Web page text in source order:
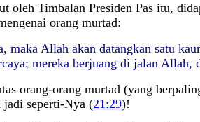
oleh Timbalan Presiden Pas itu,
orang murtad:
maka Allah akan datangkan satu
mereka berjuang di jalan Allah,
orang-orang murtad (yang
seperti-Nya (21:29)!